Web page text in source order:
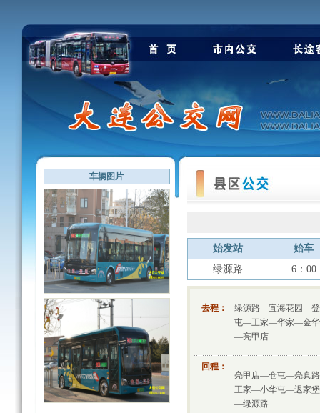
车辆图片
始发站
始车
绿源路
6：00
去程：
绿源路—宜海花园—
屯—王家—华家—金
—亮甲店
回程：
亮甲店—仓屯—亮真
王家—小华屯—迟家
—绿源路